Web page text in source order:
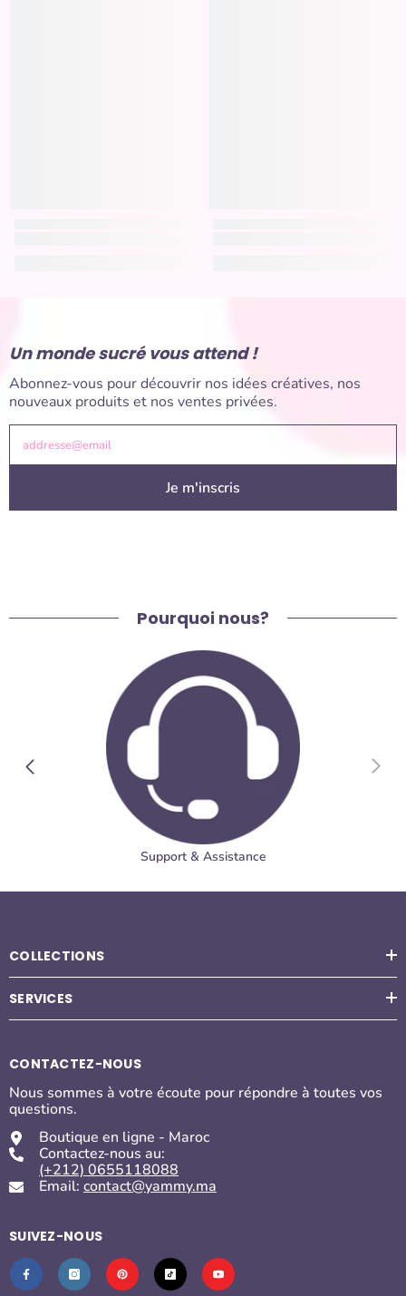
Un monde sucré vous attend !
Abonnez-vous pour découvrir nos idées créatives, nos
nouveaux produits et nos ventes privées.
addresse@email
Je m'inscris
Pourquoi nous?
Support & Assistance
COLLECTIONS
SERVICES
CONTACTEZ-NOUS
Nous sommes à votre écoute pour répondre à toutes vos
questions.
Boutique en ligne - Maroc
Contactez-nous au:
(+212) 0655118088
Email: contact@yammy.ma
SUIVEZ-NOUS